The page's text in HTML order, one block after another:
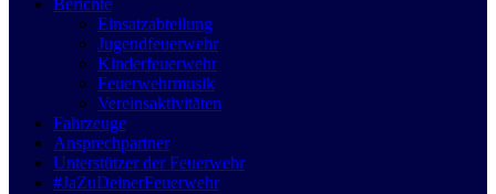
Berichte
Einsatzabteilung
Jugendfeuerwehr
Kinderfeuerwehr
Feuerwehrmusik
Vereinsaktivitäten
Fahrzeuge
Ansprechpartner
Unterstützer der Feuerwehr
#JaZuDeinerFeuerwehr